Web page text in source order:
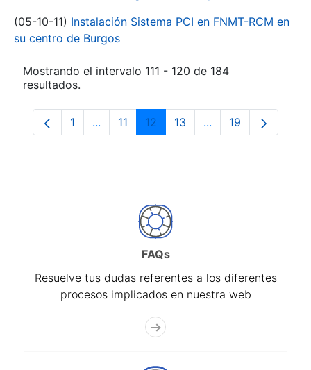
(05-10-11) Instalación Sistema PCI en FNMT-RCM en
su centro de Burgos
Mostrando el intervalo 111 - 120 de 184
resultados.
Página
1 ...Páginas intermedias Use TAB para
Página
11 Página
12 Página
13 ...PáginasPágina
19
FAQs
Resuelve tus dudas referentes a los diferentes
procesos implicados en nuestra web